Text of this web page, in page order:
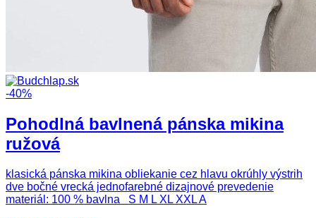
-40%
Pohodlná bavlnená pánska mikina
ružová
klasická pánska mikina obliekanie cez hlavu okrúhly výstrih
dve bočné vrecká jednofarebné dizajnové prevedenie
materiál: 100 % bavlna S M L XL XXL A